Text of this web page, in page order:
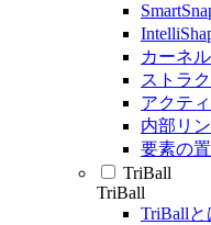
カーネ
ストラ
アクテ
内部リ
要素の
TriBall
TriBall
TriBallと